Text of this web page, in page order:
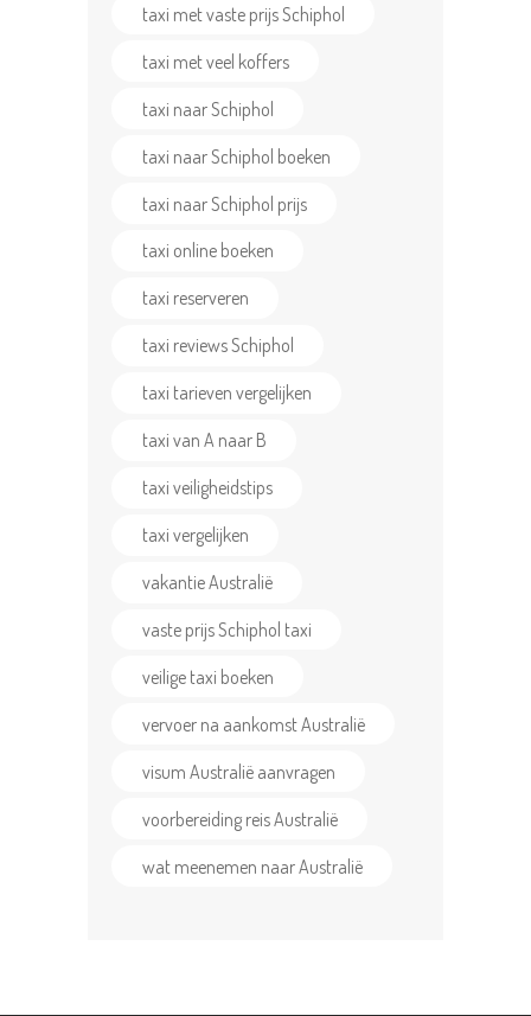
taxi met vaste prijs Schiphol
taxi met veel koffers
taxi naar Schiphol
taxi naar Schiphol boeken
taxi naar Schiphol prijs
taxi online boeken
taxi reserveren
taxi reviews Schiphol
taxi tarieven vergelijken
taxi van A naar B
taxi veiligheidstips
taxi vergelijken
vakantie Australië
vaste prijs Schiphol taxi
veilige taxi boeken
vervoer na aankomst Australië
visum Australië aanvragen
voorbereiding reis Australië
wat meenemen naar Australië